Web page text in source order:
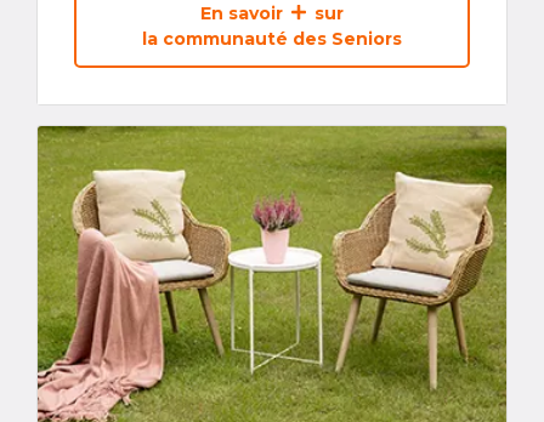
En savoir
sur
la communauté des Seniors